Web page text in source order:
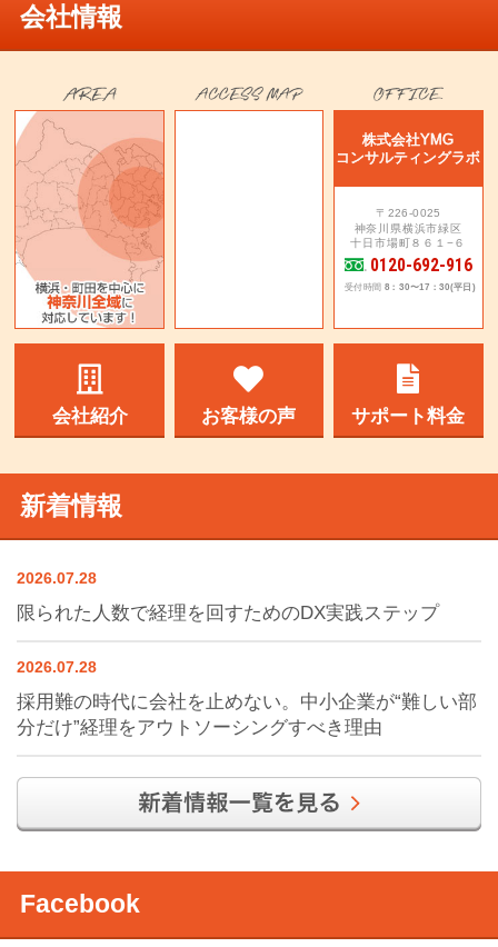
会社情報
会社紹介 お客様の声
株式会社YMG
コンサルティングラボ
〒226-0025
神奈川県横浜市緑区
十日市場町８６１−６
0120-692-916
受付時間 8：30〜17：30(平日)
サポート料金
新着情報
2026.07.28
限られた人数で経理を回すためのDX実践ステップ
2026.07.28
採用難の時代に会社を止めない。中小企業が“難しい部
分だけ”経理をアウトソーシングすべき理由
Facebook